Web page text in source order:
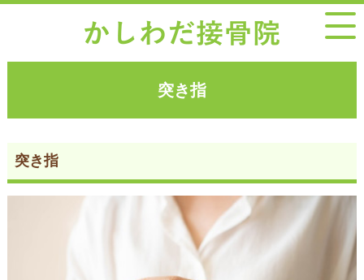
突き指
突き指